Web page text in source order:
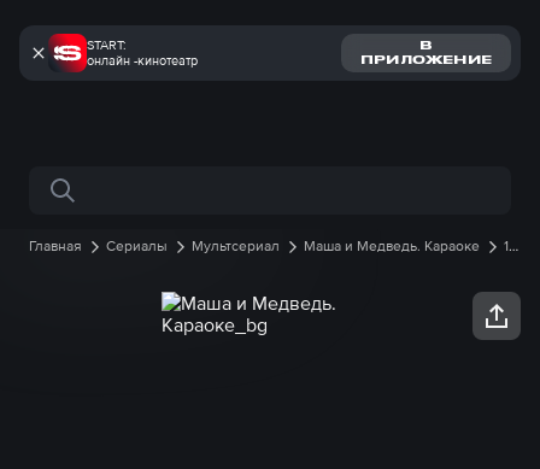
START:
онлайн -кинотеатр
В
ПРИЛОЖЕНИЕ
Поиск по сайту
Главная Сериалы Мультсериал Маша и Медведь. Караоке
1